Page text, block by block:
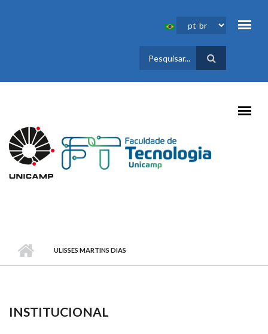
FORMULÁRIO
DE BUSCA
ULISSES MARTINS DIAS
INSTITUCIONAL